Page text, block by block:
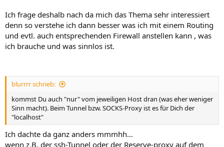
Ich frage deshalb nach da mich das Thema sehr interessiert
denn so verstehe ich dann besser was ich mit einem Routing
und evtl. auch entsprechenden Firewall anstellen kann , was
ich brauche und was sinnlos ist.
blurrrr schrieb:
kommst Du auch "nur" vom jeweiligen Host dran (was eher weniger
Sinn macht). Beim Tunnel bzw. SOCKS-Proxy ist es für Dich der
"localhost"
Ich dachte da ganz anders mmmhh...
wenn z.B. der ssh-Tunnel oder der Reserve-proxy auf dem